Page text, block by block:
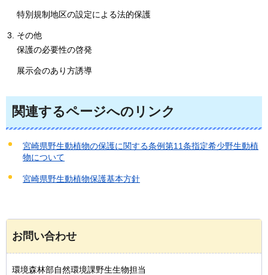
特別規制地区の設定による法的保護
その他
保護の必要性の啓発
展示会のあり方誘導
関連するページへのリンク
宮崎県野生動植物の保護に関する条例第11条指定希少野生動植
物について
宮崎県野生動植物保護基本方針
お問い合わせ
環境森林部自然環境課野生生物担当